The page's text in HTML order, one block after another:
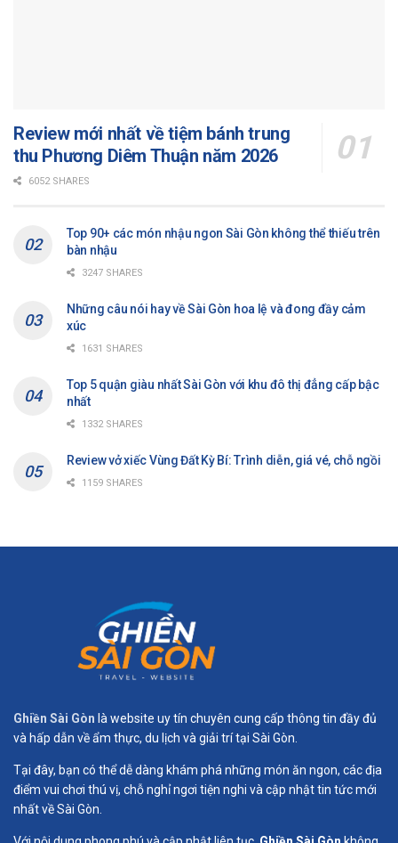
Review mới nhất về tiệm bánh trung
thu Phương Diêm Thuận năm 2026
6052 SHARES
Top 90+ các món nhậu ngon Sài Gòn không thể thiếu trên
bàn nhậu
3247 SHARES
Những câu nói hay về Sài Gòn hoa lệ và đong đầy cảm
xúc
1631 SHARES
Top 5 quận giàu nhất Sài Gòn với khu đô thị đẳng cấp bậc
nhất
1332 SHARES
Review vở xiếc Vùng Đất Kỳ Bí: Trình diễn, giá vé, chỗ ngồi
1159 SHARES
Ghiền Sài Gòn là website uy tín chuyên cung cấp thông tin đầy đủ
và hấp dẫn về ẩm thực, du lịch và giải trí tại Sài Gòn.
Tại đây, bạn có thể dễ dàng khám phá những món ăn ngon, các địa
điểm vui chơi thú vị, chỗ nghỉ ngơi tiện nghi và cập nhật tin tức mới
nhất về Sài Gòn.